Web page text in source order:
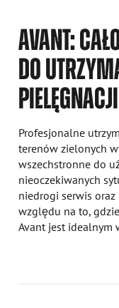
AVANT:
DO
Profesjonalne
terenów zielonych
wszechstronne do
nieoczekiwanych
niedrogi serwis
względu na to,
Avant jest idealnym